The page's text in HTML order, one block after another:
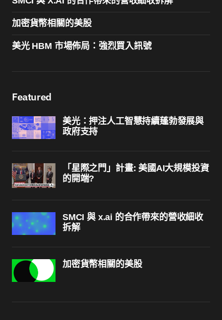
加密貨幣相關的美股
美光 HBM 市場佈局：強烈買入訊號
Featured
美光：押注人工智慧持續蓬勃發展與
政府支持
「星際之門」計畫: 美國AI大規模投資
的開端?
SMCI 與 x.ai 的合作帶來的營收細收
拆解
加密貨幣相關的美股